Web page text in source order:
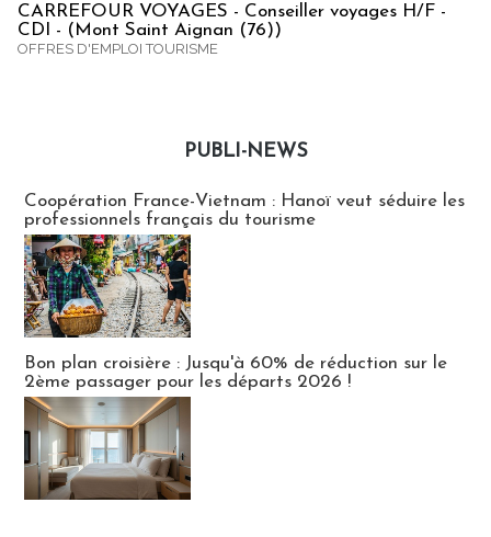
CARREFOUR VOYAGES - Conseiller voyages H/F -
CDI - (Mont Saint Aignan (76))
OFFRES D'EMPLOI TOURISME
PUBLI-NEWS
Coopération France-Vietnam : Hanoï veut séduire les
professionnels français du tourisme
Bon plan croisière : Jusqu'à 60% de réduction sur le
2ème passager pour les départs 2026 !